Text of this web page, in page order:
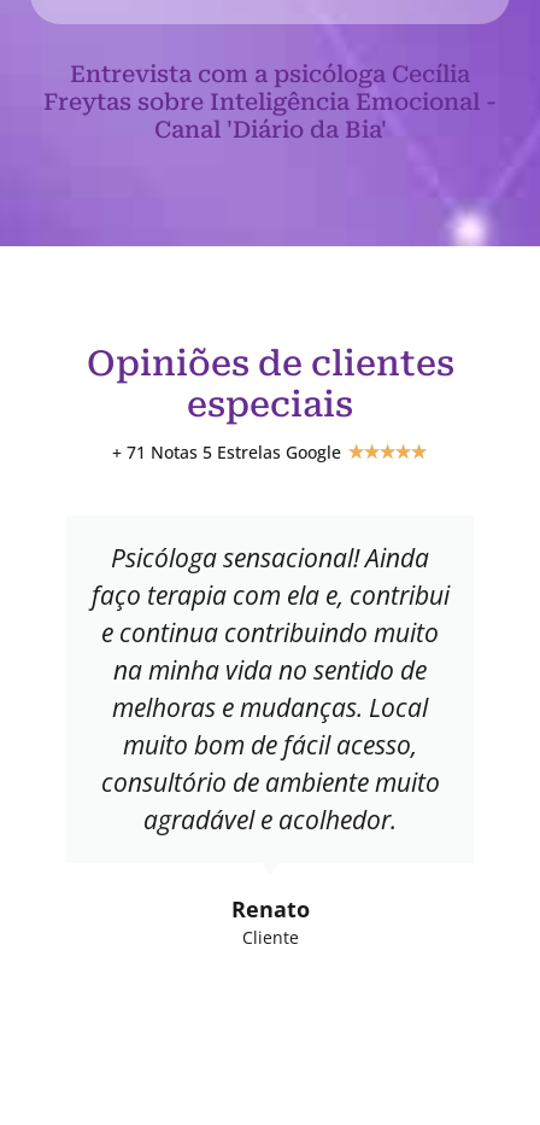
Entrevista com a psicóloga Cecília
Freytas sobre Inteligência Emocional -
Canal 'Diário da Bia'
Opiniões de clientes
especiais
+ 71 Notas 5 Estrelas Google ★★★★★
Psicóloga sensacional! Ainda
faço terapia com ela e, contribui
e continua contribuindo muito
na minha vida no sentido de
melhoras e mudanças. Local
muito bom de fácil acesso,
consultório de ambiente muito
agradável e acolhedor.
Renato
Cliente